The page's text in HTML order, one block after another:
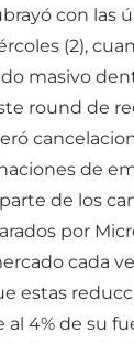
con las
(2),
masivo
round de
de
de los
por
cada
estas
4% de su